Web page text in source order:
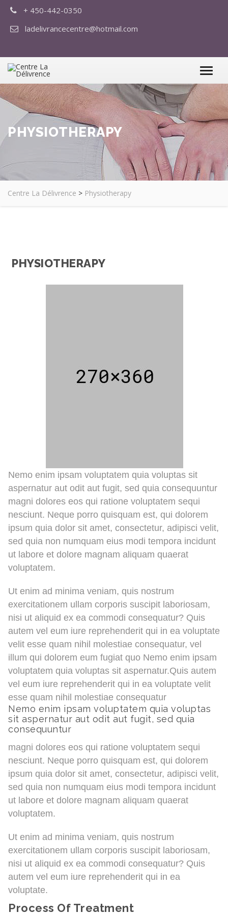
+ 450-442-0350
ladelivrancecentre@hotmail.com
PHYSIOTHERAPY
Centre La Délivrence > Physiotherapy
PHYSIOTHERAPY
Nemo enim ipsam voluptatem quia voluptas sit
aspernatur aut odit aut fugit, sed quia consequuntur
magni dolores eos qui ratione voluptatem sequi
nesciunt. Neque porro quisquam est, qui dolorem
ipsum quia dolor sit amet, consectetur, adipisci velit,
sed quia non numquam eius modi tempora incidunt
ut labore et dolore magnam aliquam quaerat
voluptatem.
Ut enim ad minima veniam, quis nostrum
exercitationem ullam corporis suscipit laboriosam,
nisi ut aliquid ex ea commodi consequatur? Quis
autem vel eum iure reprehenderit qui in ea voluptate
velit esse quam nihil molestiae consequatur, vel
illum qui dolorem eum fugiat quo Nemo enim ipsam
voluptatem quia voluptas sit aspernatur.Quis autem
vel eum iure reprehenderit qui in ea voluptate velit
esse quam nihil molestiae consequatur
Nemo enim ipsam voluptatem quia voluptas
sit aspernatur aut odit aut fugit, sed quia
consequuntur
magni dolores eos qui ratione voluptatem sequi
nesciunt. Neque porro quisquam est, qui dolorem
ipsum quia dolor sit amet, consectetur, adipisci velit,
sed quia non numquam eius modi tempora incidunt
ut labore et dolore magnam aliquam quaerat
voluptatem.
Ut enim ad minima veniam, quis nostrum
exercitationem ullam corporis suscipit laboriosam,
nisi ut aliquid ex ea commodi consequatur? Quis
autem vel eum iure reprehenderit qui in ea
voluptate.
Process Of Treatment